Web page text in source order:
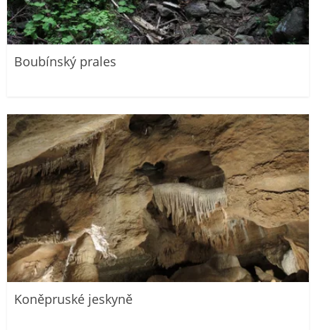
Boubínský prales
Koněpruské jeskyně